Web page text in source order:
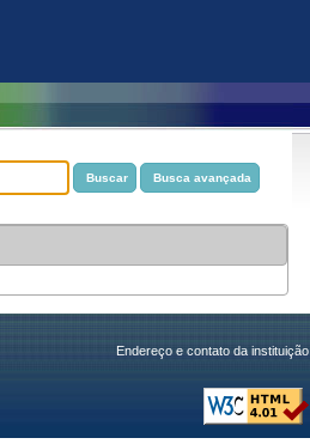
Endereço e contato da instituição